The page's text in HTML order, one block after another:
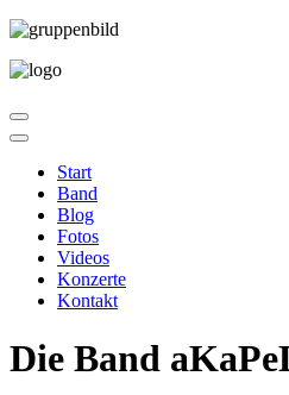
Start
Band
Blog
Fotos
Videos
Konzerte
Kontakt
Die Band